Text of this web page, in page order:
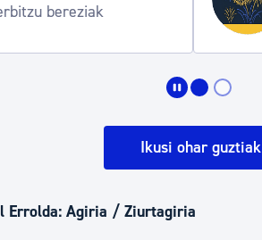
Abuztuak 8-15
Ikusi ohar guztiak
Errolda: Agiria / Ziurtagiria